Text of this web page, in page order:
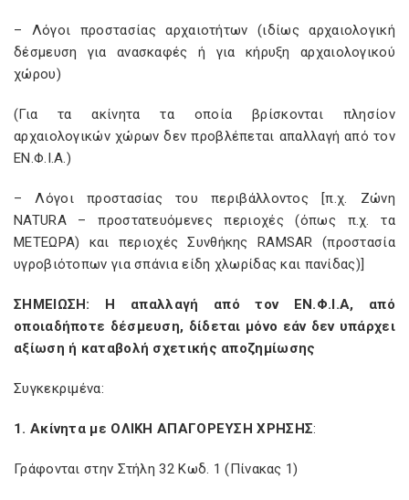
– Λόγοι προστασίας αρχαιοτήτων (ιδίως αρχαιολογική
δέσμευση για ανασκαφές ή για κήρυξη αρχαιολογικού
χώρου)
(Για τα ακίνητα τα οποία βρίσκονται πλησίον
αρχαιολογικών χώρων δεν προβλέπεται απαλλαγή από τον
ΕΝ.Φ.Ι.Α.)
– Λόγοι προστασίας του περιβάλλοντος [π.χ. Ζώνη
NATURA – προστατευόμενες περιοχές (όπως π.χ. τα
ΜΕΤΕΩΡΑ) και περιοχές Συνθήκης RAMSAR (προστασία
υγροβιότοπων για σπάνια είδη χλωρίδας και πανίδας)]
ΣΗΜΕΙΩΣΗ: Η απαλλαγή από τον ΕΝ.Φ.Ι.Α, από
οποιαδήποτε δέσμευση, δίδεται μόνο εάν δεν υπάρχει
αξίωση ή καταβολή σχετικής αποζημίωσης
Συγκεκριμένα:
1. Ακίνητα με ΟΛΙΚΗ ΑΠΑΓΟΡΕΥΣΗ ΧΡΗΣΗΣ:
Γράφονται στην Στήλη 32 Κωδ. 1 (Πίνακας 1)